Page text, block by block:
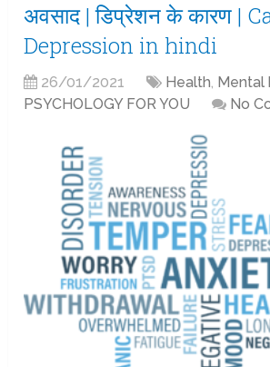
अवसाद | डिप्रेशन के कारण |
Depression in hindi
26/01/2021 Health, Mental
PSYCHOLOGY FOR YOU
No